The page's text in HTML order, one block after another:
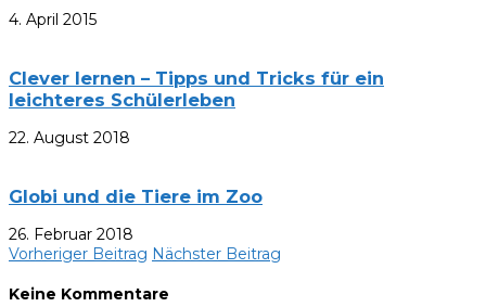
4. April 2015
Clever lernen – Tipps und Tricks für ein
leichteres Schülerleben
22. August 2018
Globi und die Tiere im Zoo
26. Februar 2018
Vorheriger Beitrag Nächster Beitrag
Keine Kommentare